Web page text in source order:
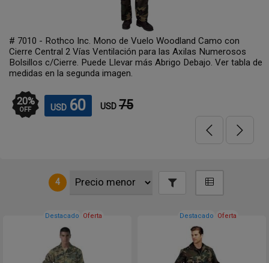
# 7010 - Rothco Inc. Mono de Vuelo Woodland Camo con
Cierre Central 2 Vías Ventilación para las Axilas Numerosos
Bolsillos c/Cierre. Puede Llevar más Abrigo Debajo. Ver tabla de
medidas en la segunda imagen.
20%
OFF USD 60 USD 75
4
Destacado Oferta Destacado Oferta